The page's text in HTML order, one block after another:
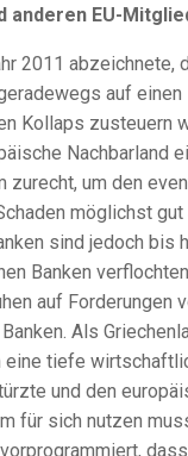
anderen EU-
2011 abzeichnete,
auf einen
Kollaps zusteuern
Nachbarland
zurecht, um den
möglichst gut
sind jedoch bis
Banken
auf Forderungen
Als
eine tiefe
und den
für sich nutzen